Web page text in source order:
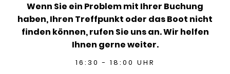
Wenn Sie ein Problem mit Ihrer Buchung
haben, Ihren Treffpunkt oder das Boot nicht
finden können, rufen Sie uns an. Wir helfen
Ihnen gerne weiter.
16:30 - 18:00 UHR